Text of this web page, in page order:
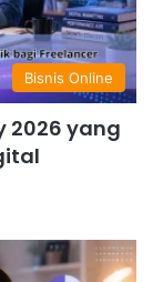
Bisnis Online
2026 yang